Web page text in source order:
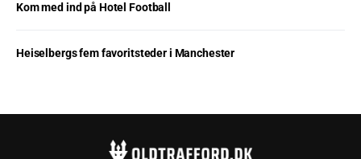
Kom med ind på Hotel Football
Heiselbergs fem favoritsteder i Manchester